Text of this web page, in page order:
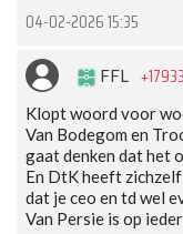
04-02-2026 15:35
FFL +17933
Klopt woord voor
Van Bodegom en
gaat denken dat het
En DtK heeft
dat je ceo en td wel
Van Persie is op